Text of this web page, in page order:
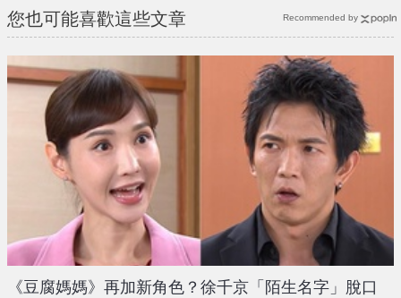
您也可能喜歡這些文章
《豆腐媽媽》再加新角色？徐千京「陌生名字」脫口
Recommended by